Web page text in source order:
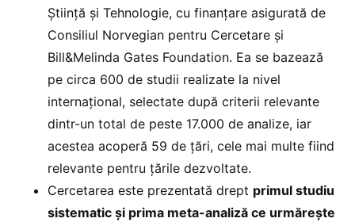
Știință și Tehnologie, cu finanțare asigurată de
Consiliul Norvegian pentru Cercetare și
Bill&Melinda Gates Foundation. Ea se bazează
pe circa 600 de studii realizate la nivel
internațional, selectate după criterii relevante
dintr-un total de peste 17.000 de analize, iar
acestea acoperă 59 de țări, cele mai multe fiind
relevante pentru țările dezvoltate.
Cercetarea este prezentată drept primul studiu
sistematic și prima meta-analiză ce urmărește